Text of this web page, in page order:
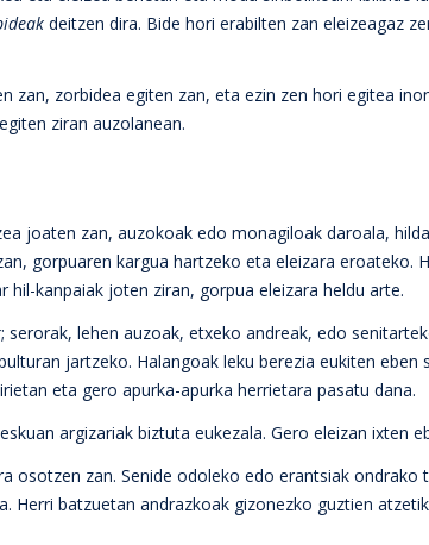
deitzen dira. Bide hori erabilten zan eleizeagaz
zan, zorbidea egiten zan, eta ezin zen hori egitea
ziran auzolanean.
joaten zan, auzokoak edo monagiloak daroala,
gorpuaren kargua hartzeko eta eleizara eroateko.
kanpaiak joten ziran, gorpua eleizara heldu arte.
; serorak, lehen auzoak, etxeko andreak, edo
jartzeko. Halangoak leku berezia eukiten eben
eta gero apurka-apurka herrietara pasatu dana.
argizariak biztuta eukezala. Gero eleizan ixten
osotzen zan. Senide odoleko edo erantsiak ondrako
Herri batzuetan andrazkoak gizonezko guztien